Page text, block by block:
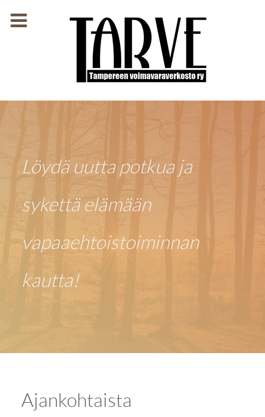
Löydä uutta potkua ja
sykettä elämään
vapaaehtoistoiminnan
kautta!
Ajankohtaista